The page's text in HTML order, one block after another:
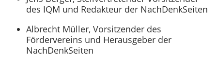
des IQM und Redakteur der NachDenkSeiten
Albrecht Müller, Vorsitzender des
Fördervereins und Herausgeber der
NachDenkSeiten